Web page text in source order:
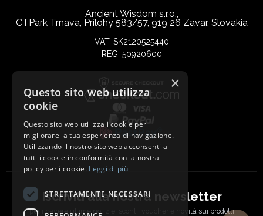
Ancient Wisdom s.r.o.,
CTPark Trnava, Prílohy 583/57, 919 26 Zavar, Slovakia
VAT: SK2120525440
REG: 50920600
Iscriviti alla nostra newsletter
per ricevere ultime notizie, sconti, voucher e novità sui prodotti
×
Questo sito web utilizza
cookie
Questo sito web utilizza i cookie per
migliorare la tua esperienza di navigazione.
Utilizzando il nostro sito web acconsenti a
tutti i cookie in conformità con la nostra
policy per i cookie. Leggi di più
STRETTAMENTE NECESSARI